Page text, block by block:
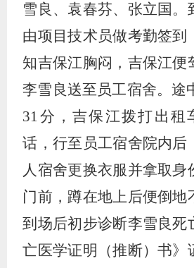
雪良、袁春芬、张立国。
由项目技术员做考勤签到
知吉保江胸闷，吉保江便
李雪良送至员工宿舍。途
31分，吉保江拨打出租
话，行至员工宿舍院内后
人宿舍更换衣服并拿取身
门前，蹲在地上后便倒地
到场后初步诊断李雪良死
亡医学证明（推断）书》